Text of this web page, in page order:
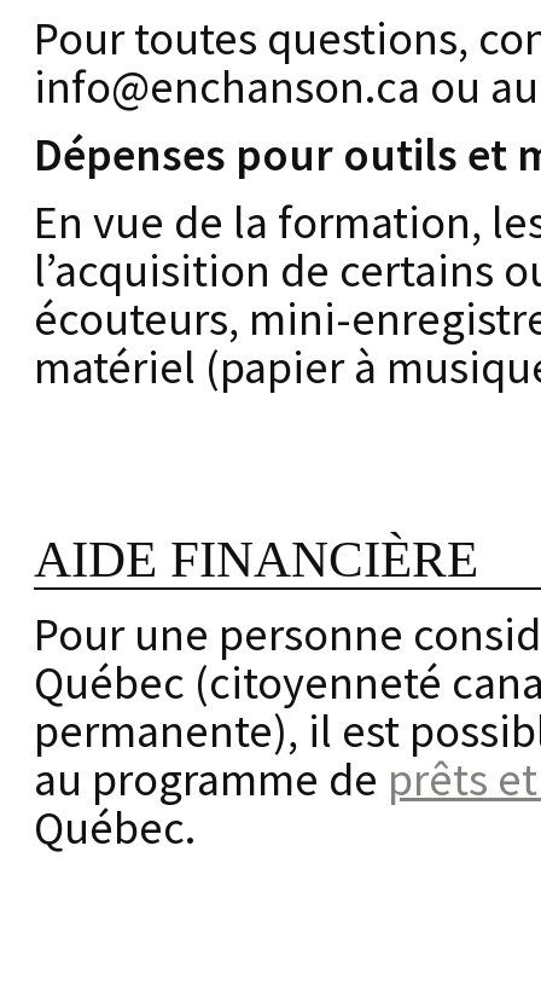
Pour toutes questions,
info@enchanson.ca ou
Dépenses pour outils et
En vue de la formation,
l’acquisition de certains
écouteurs, mini-
matériel (papier à
AIDE FINANCIÈRE
Pour une personne
Québec (citoyenneté
permanente), il est
au programme de prêts
Québec.